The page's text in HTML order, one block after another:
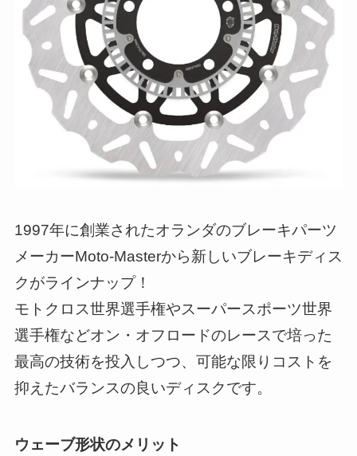
1997年に創業されたオランダのブレーキパーツ
メーカーMoto-Masterから新しいブレーキディス
クがラインナップ！
モトクロス世界選手権やスーパースポーツ世界
選手権などオン・オフロードのレースで培った
最高の技術を投入しつつ、可能な限りコストを
抑えたバランスの良いディスクです。
ウェーブ形状のメリット